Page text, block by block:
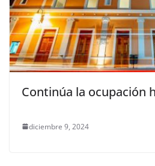
Continúa la ocupación
diciembre 9, 2024